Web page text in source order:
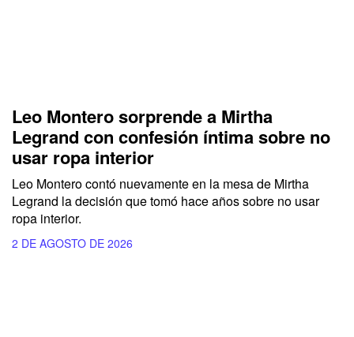
Leo Montero sorprende a Mirtha
Legrand con confesión íntima sobre no
usar ropa interior
Leo Montero contó nuevamente en la mesa de Mirtha
Legrand la decisión que tomó hace años sobre no usar
ropa interior.
2 DE AGOSTO DE 2026